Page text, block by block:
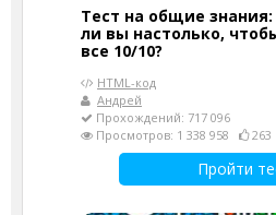
Тест на общие
ли вы настолько,
все 10/10?
HTML-код
Андрей
Прохождений: 717 096
Просмотров: 1 338 958
263
Пройти